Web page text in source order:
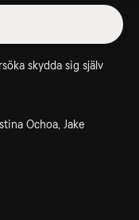
skydda sig själv
Ochoa, Jake